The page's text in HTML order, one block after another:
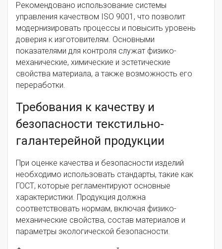
Рекомендовано использование системы
управления качеством ISO 9001, что позволит
модернизировать процессы и повысить уровень
доверия к изготовителям. Основными
показателями для контроля служат физико-
механические, химические и эстетические
свойства материала, а также возможность его
переработки.
Требования к качеству и
безопасности текстильно-
галантерейной продукции
При оценке качества и безопасности изделий
необходимо использовать стандарты, такие как
ГОСТ, которые регламентируют основные
характеристики. Продукция должна
соответствовать нормам, включая физико-
механические свойства, состав материалов и
параметры экологической безопасности.